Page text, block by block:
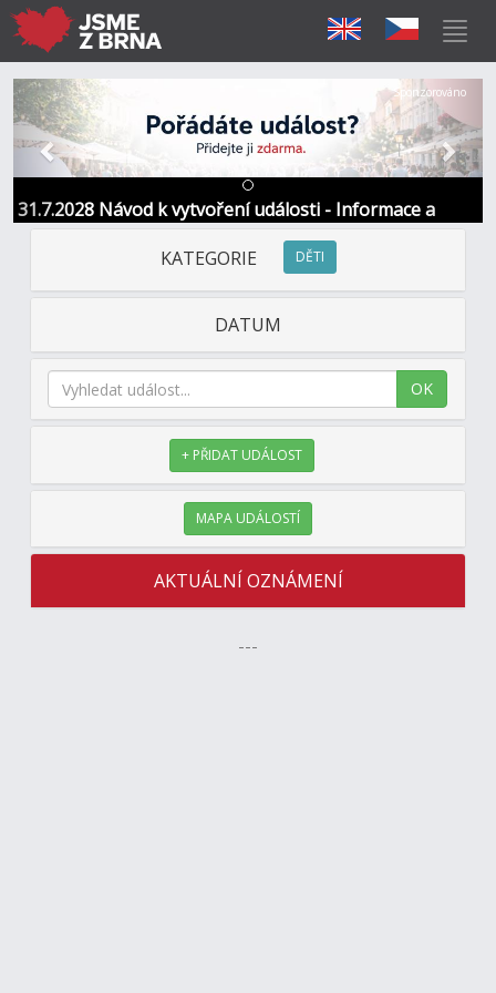
31.7.2028 Návod k vytvoření události - Informace a
kontakt
Předchozí Další
Sponzorováno
KATEGORIE DĚTI
DATUM
OK
+ PŘIDAT UDÁLOST
MAPA UDÁLOSTÍ
AKTUÁLNÍ OZNÁMENÍ
---